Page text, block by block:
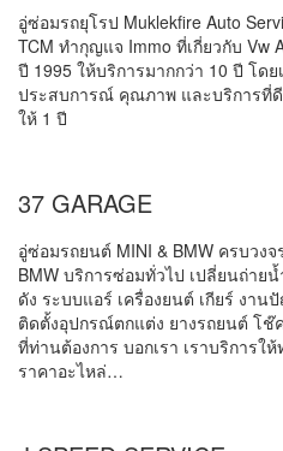
อู่ซ่อมรถยุโรป Muklekfire Auto
TCM ทำกุญแจ Immo ที่เกี่ยวกับ Vw
ปี 1995 ให้บริการมากกว่า 10 ปี โด
ประสบการณ์ คุณภาพ และบริการที่
ให้ 1 ปี
37 GARAGE
อู่ซ่อมรถยนต์ MINI & BMW ครบวง
BMW บริการซ่อมทั่วไป เปลี่ยนถ่าย
ดัง ระบบแอร์ เครื่องยนต์ เกียร์ งาน
ติดตั้งอุปกรณ์ตกแต่ง ยางรถยนต์ โช๊
ที่ท่านต้องการ บอกเรา เราบริการใ
ราคาอะไหล่…